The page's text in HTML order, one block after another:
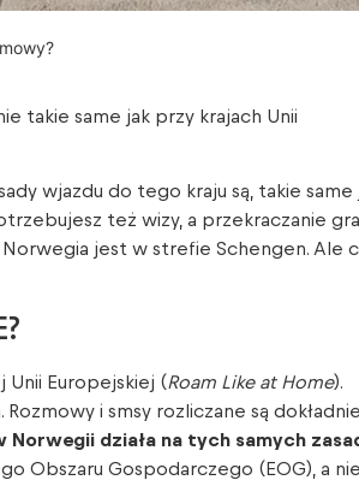
takie same jak przy krajach Unii
wjazdu do tego kraju są, takie same
też wizy, a przekraczanie
jest w strefie Schengen. Ale
Unii Europejskiej (Roam Like at Home).
i smsy rozliczane są
Norwegii działa na tych samych
Obszaru Gospodarczego (EOG), a